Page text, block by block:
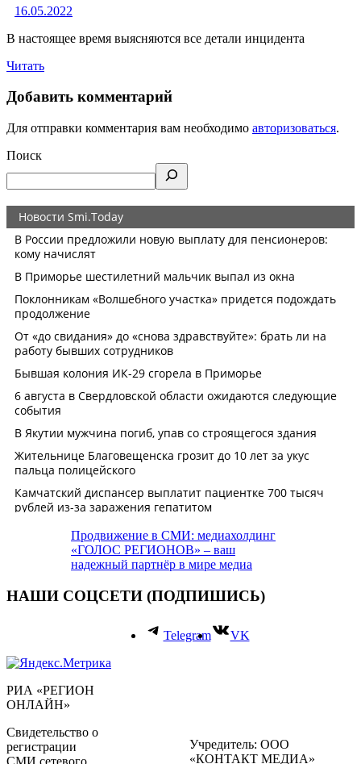
16.05.2022
В настоящее время выясняются все детали инцидента
Читать
Добавить комментарий
Для отправки комментария вам необходимо авторизоваться.
Поиск
Продвижение в СМИ: медиахолдинг
«ГОЛОС РЕГИОНОВ» – ваш
надежный партнёр в мире медиа
НАШИ СОЦСЕТИ (ПОДПИШИСЬ)
Telegram VK
РИА «РЕГИОН
ОНЛАЙН»
Свидетельство о
регистрации
СМИ сетевого
Учредитель: ООО
«КОНТАКТ МЕДИА»